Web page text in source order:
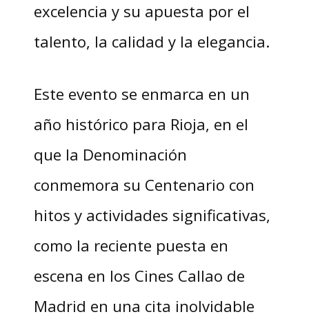
excelencia y su apuesta por el
talento, la calidad y la elegancia.
Este evento se enmarca en un
año histórico para Rioja, en el
que la Denominación
conmemora su Centenario con
hitos y actividades significativas,
como la reciente puesta en
escena en los Cines Callao de
Madrid en una cita inolvidable